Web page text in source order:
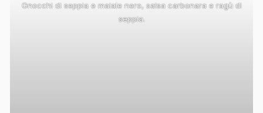
Gnocchi di seppia e maiale nero, salsa carbonara e ragù di
seppia.